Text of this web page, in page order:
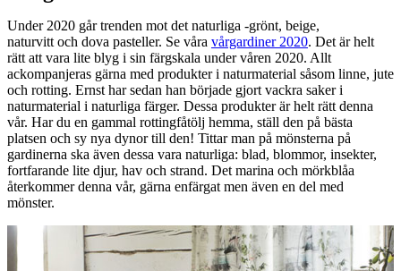
Under 2020 går trenden mot det naturliga -grönt, beige,
naturvitt och dova pasteller. Se våra vårgardiner 2020. Det är helt
rätt att vara lite blyg i sin färgskala under våren 2020. Allt
ackompanjeras gärna med produkter i naturmaterial såsom linne, jute
och rotting. Ernst har sedan han började gjort vackra saker i
naturmaterial i naturliga färger. Dessa produkter är helt rätt denna
vår. Har du en gammal rottingfåtölj hemma, ställ den på bästa
platsen och sy nya dynor till den! Tittar man på mönsterna på
gardinerna ska även dessa vara naturliga: blad, blommor, insekter,
fortfarande lite djur, hav och strand. Det marina och mörkblåa
återkommer denna vår, gärna enfärgat men även en del med
mönster.